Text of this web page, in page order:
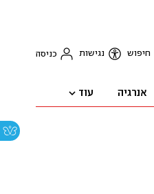
חיפוש נגישות כניסה
אנרגיה עוד